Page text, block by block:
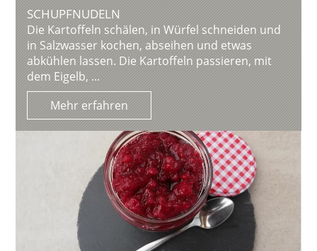
SCHUPFNUDELN
Die Kartoffeln schälen, in Würfel schneiden und
in Salzwasser kochen, abseihen und etwas
abkühlen lassen. Die Kartoffeln passieren, mit
dem Eigelb, ...
Mehr erfahren